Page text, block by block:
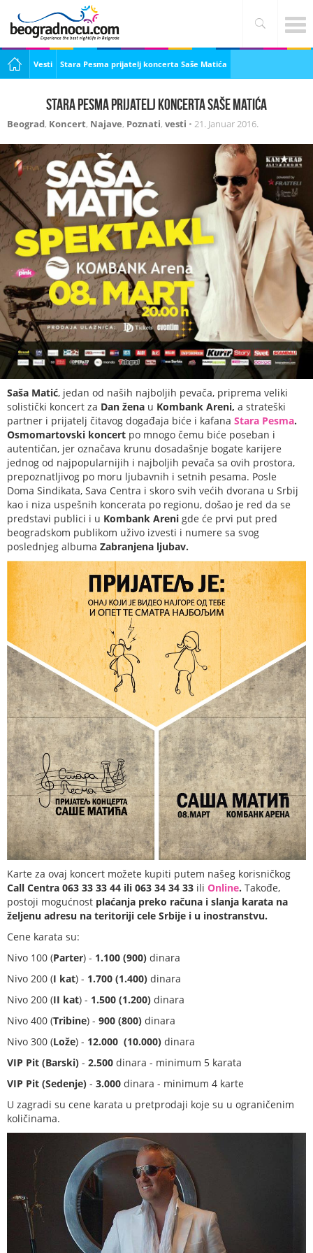
Vesti Stara Pesma prijatelj koncerta Saše Matića
Stara Pesma prijatelj koncerta Saše Matića
Beograd, Koncert, Najave, Poznati, vesti • 21. Januar 2016.
Saša Matić, jedan od naših najboljih pevača, priprema veliki
solistički koncert za Dan žena u Kombank Areni, a strateški
partner i prijatelj čitavog događaja biće i kafana Stara Pesma.
Osmomartovski koncert po mnogo čemu biće poseban i
autentičan, jer označava krunu dosadašnje bogate karijere
jednog od najpopularnijih i najboljih pevača sa ovih prostora,
prepoznatljivog po moru ljubavnih i setnih pesama. Posle
Doma Sindikata, Sava Centra i skoro svih većih dvorana u Srbij
kao i niza uspešnih koncerata po regionu, došao je red da se
predstavi publici i u Kombank Areni gde će prvi put pred
beogradskom publikom uživo izvesti i numere sa svog
poslednjeg albuma Zabranjena ljubav.
Karte za ovaj koncert možete kupiti putem našeg korisničkog
Call Centra 063 33 33 44 ili 063 34 34 33 ili Online. Takođe,
postoji mogućnost plaćanja preko računa i slanja karata na
željenu adresu na teritoriji cele Srbije i u inostranstvu.
Cene karata su:
Nivo 100 (Parter) - 1.100 (900) dinara
Nivo 200 (I kat) - 1.700 (1.400) dinara
Nivo 200 (II kat) - 1.500 (1.200) dinara
Nivo 400 (Tribine) - 900 (800) dinara
Nivo 300 (Lože) - 12.000 (10.000) dinara
VIP Pit (Barski) - 2.500 dinara - minimum 5 karata
VIP Pit (Sedenje) - 3.000 dinara - minimum 4 karte
U zagradi su cene karata u pretprodaji koje su u ograničenim
količinama.